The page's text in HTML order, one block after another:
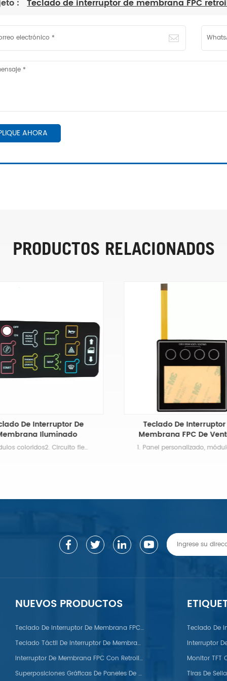
: Teclado de interruptor de membrana FPC
AHORA
PRODUCTOS RELACIONADOS
De Interruptor De
Iluminado
1. Módulos coloridos2. Circuito flexible plateado3. LED, resistencias y sensores integrados4. Capaz de cumplir con los requisitos de impermeabilidad y diseño de protección UV del cliente.5. Retroiluminación de fibra óptica y electroluminiscente, retroiluminación EL, efecto de retroiluminación LED, retroiluminación de película Light Guild (LGF o LGP), retroiluminación de fibra óptica.6. Diseño antiestático ESD: utilizando papel de aluminio, impresión con plasma AG o C, película antiestática ITO
Teclado De Interruptor
Membrana FPC De
OCA
APRENDE MÁS
NUEVOS PRODUCTOS
Teclado De Interruptor De Membrana FPC Con Domo Metálico
Teclado Táctil De Interruptor De Membrana FPC
Interruptor De Membrana FPC Con Retroiluminación LED
Superposiciones Gráficas De Paneles De Membrana Para Automóviles
Teclado De
Interruptor